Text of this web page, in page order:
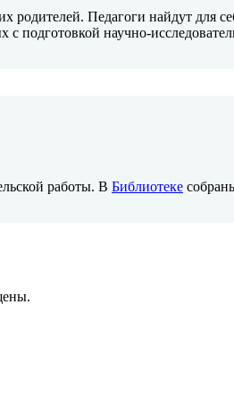
Педагоги найдут для
научно-
работы. В Библиотеке